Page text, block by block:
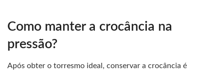
Como manter a crocância na
pressão?
Após obter o torresmo ideal, conservar a crocância é